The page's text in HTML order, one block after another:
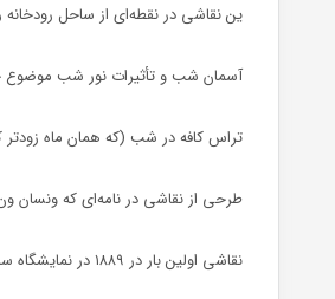
ین نقاشی در نقطه‌ای از ساحل رودخانه
آسمان شب و تأثیرات نور شب موضوع
تراس کافه در شب (که همان ماه
طرحی از نقاشی در نامه‌ای که ونسان ون گوگ در دوم اکتبر ۱۸۸۸
نقاشی اولین بار در ۱۸۸۹ در نمایشگاه سالانه جامعه هنرمندان مستقل به همراه گل‌های زنبق در پاریس به نمایش درآمد.